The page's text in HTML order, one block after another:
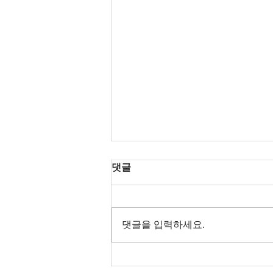
댓글
댓글을 입력하세요.